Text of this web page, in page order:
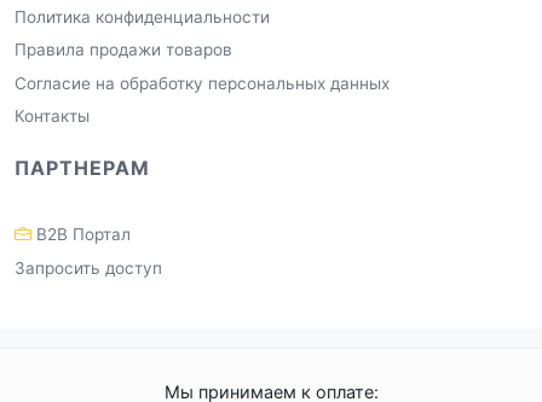
Политика конфиденциальности
Правила продажи товаров
Согласие на обработку персональных данных
Контакты
ПАРТНЕРАМ
B2B Портал
Запросить доступ
Мы принимаем к оплате: